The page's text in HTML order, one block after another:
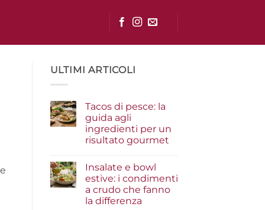
ULTIMI ARTICOLI
Tacos di pesce: la
guida agli
ingredienti per un
risultato gourmet
su
Tacos
di
pesce:
la
guida
Insalate e bowl
estive: i condimenti
a crudo che fanno
la differenza